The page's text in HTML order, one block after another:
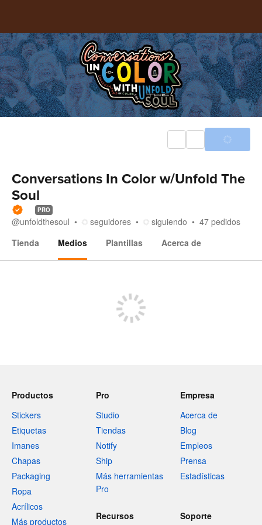
Conversations In Color w/Unfold The
Soul
PRO
@unfoldthesoul seguidores siguiendo 47 pedidos
Tienda
Medios Plantillas Acerca de
Productos
Stickers
Etiquetas
Imanes
Chapas
Packaging
Ropa
Acrílicos
Más productos
Pro
Studio
Tiendas
Notify
Ship
Más herramientas
Pro
Empresa
Acerca de
Blog
Empleos
Prensa
Estadísticas
Recursos Soporte